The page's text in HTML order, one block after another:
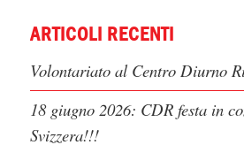
ARTICOLI RECENTI
Volontariato al Centro Diurno
18 giugno 2026: CDR festa in
Svizzera!!!